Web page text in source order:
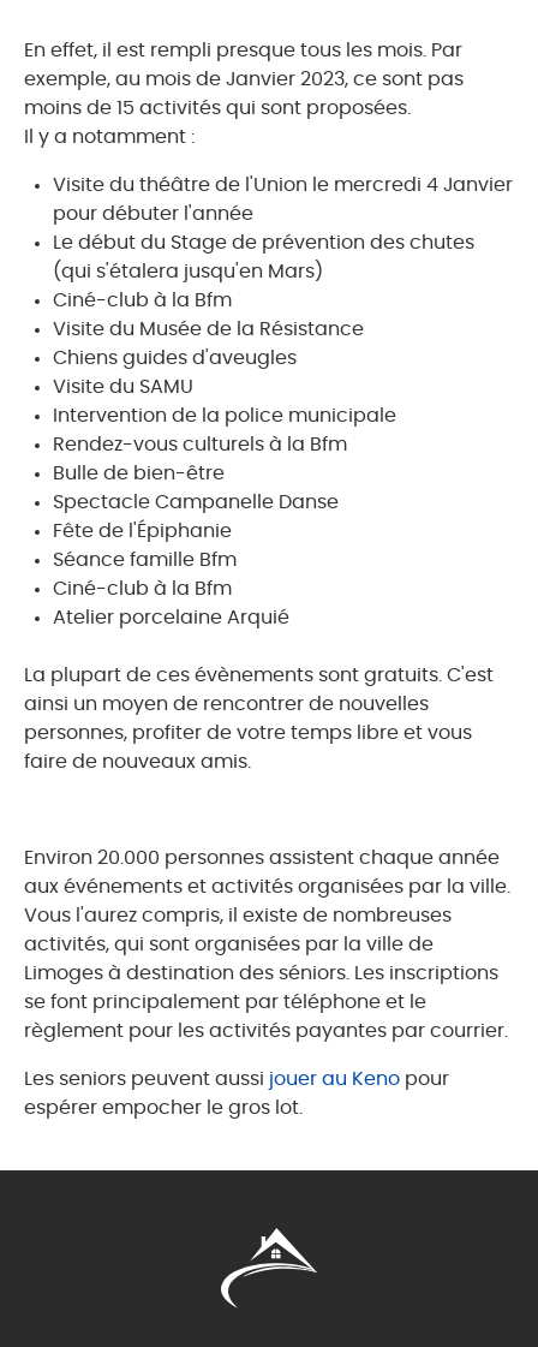
En effet, il est rempli presque tous les mois. Par
exemple, au mois de Janvier 2023, ce sont pas
moins de 15 activités qui sont proposées.
Il y a notamment :
Visite du théâtre de l'Union le mercredi 4 Janvier
pour débuter l'année
Le début du Stage de prévention des chutes
(qui s'étalera jusqu'en Mars)
Ciné-club à la Bfm
Visite du Musée de la Résistance
Chiens guides d'aveugles
Visite du SAMU
Intervention de la police municipale
Rendez-vous culturels à la Bfm
Bulle de bien-être
Spectacle Campanelle Danse
Fête de l'Épiphanie
Séance famille Bfm
Ciné-club à la Bfm
Atelier porcelaine Arquié
La plupart de ces évènements sont gratuits. C'est
ainsi un moyen de rencontrer de nouvelles
personnes, profiter de votre temps libre et vous
faire de nouveaux amis.
Environ 20.000 personnes assistent chaque année
aux événements et activités organisées par la ville.
Vous l'aurez compris, il existe de nombreuses
activités, qui sont organisées par la ville de
Limoges à destination des séniors. Les inscriptions
se font principalement par téléphone et le
règlement pour les activités payantes par courrier.
Les seniors peuvent aussi jouer au Keno pour
espérer empocher le gros lot.